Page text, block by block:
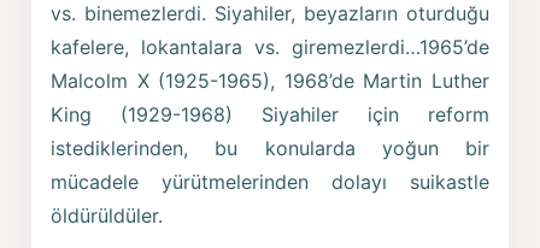
vs. binemezlerdi. Siyahiler, beyazların oturduğu
kafelere, lokantalara vs. giremezlerdi…1965’de
Malcolm X (1925-1965), 1968’de Martin Luther
King (1929-1968) Siyahiler için reform
istediklerinden, bu konularda yoğun bir
mücadele yürütmelerinden dolayı suikastle
öldürüldüler.